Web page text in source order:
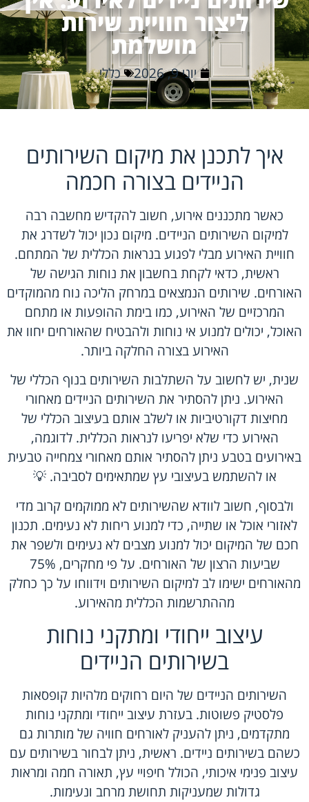
ליצור חוויית שירות
מושלמת
יוני 9, 2026 כללי
איך לתכנן את מיקום השירותים
הניידים בצורה חכמה
כאשר מתכננים אירוע, חשוב להקדיש מחשבה רבה
למיקום השירותים הניידים. מיקום נכון יכול לשדרג את
חוויית האירוע מבלי לפגוע בנראות הכללית של המתחם.
ראשית, כדאי לקחת בחשבון את נוחות הגישה של
האורחים. שירותים הנמצאים במרחק הליכה נוח מהמוקדים
המרכזיים של האירוע, כמו בימת ההופעות או מתחם
האוכל, יכולים למנוע אי נוחות ולהבטיח שהאורחים יחוו את
האירוע בצורה החלקה ביותר.
שנית, יש לחשוב על השתלבות השירותים בנוף הכללי של
האירוע. ניתן להסתיר את השירותים הניידים מאחורי
מחיצות דקורטיביות או לשלב אותם בעיצוב הכללי של
האירוע כדי שלא יפריעו לנראות הכללית. לדוגמה,
באירועים בטבע ניתן להסתיר אותם מאחורי צמחייה טבעית
או להשתמש בעיצובי עץ שמתאימים לסביבה. 💡
ולבסוף, חשוב לוודא שהשירותים לא ממוקמים קרוב מדי
לאזורי אוכל או שתייה, כדי למנוע ריחות לא נעימים. תכנון
חכם של המיקום יכול למנוע מצבים לא נעימים ולשפר את
שביעות הרצון של האורחים. על פי מחקרים, 75%
מהאורחים ישימו לב למיקום השירותים וידווחו על כך כחלק
מההתרשמות הכללית מהאירוע.
עיצוב ייחודי ומתקני נוחות
בשירותים הניידים
השירותים הניידים של היום רחוקים מלהיות קופסאות
פלסטיק פשוטות. בעזרת עיצוב ייחודי ומתקני נוחות
מתקדמים, ניתן להעניק לאורחים חוויה של מותרות גם
כשהם בשירותים ניידים. ראשית, ניתן לבחור בשירותים עם
עיצוב פנימי איכותי, הכולל חיפויי עץ, תאורה חמה ומראות
גדולות שמעניקות תחושת מרחב ונעימות.